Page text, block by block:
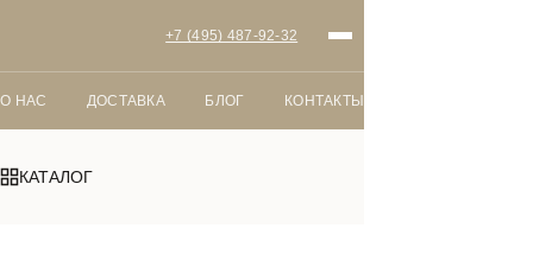
+7 (495) 487-92-32
О НАС ДОСТАВКА БЛОГ КОНТАКТЫ
КАТАЛОГ